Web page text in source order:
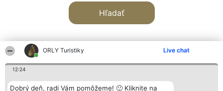
ORLY Turistiky Live chat
12:24
Dobrý deň, radi Vám pomôžeme! 🙂 Kliknite na
Hľadať
Organizátor hodnotenia Hodnotenie Kontakt